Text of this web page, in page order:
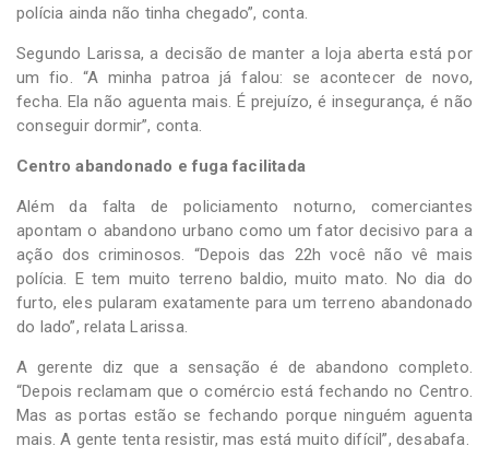
polícia ainda não tinha chegado”, conta.
Segundo Larissa, a decisão de manter a loja aberta está por
um fio. “A minha patroa já falou: se acontecer de novo,
fecha. Ela não aguenta mais. É prejuízo, é insegurança, é não
conseguir dormir”, conta.
Centro abandonado e fuga facilitada
Além da falta de policiamento noturno, comerciantes
apontam o abandono urbano como um fator decisivo para a
ação dos criminosos. “Depois das 22h você não vê mais
polícia. E tem muito terreno baldio, muito mato. No dia do
furto, eles pularam exatamente para um terreno abandonado
do lado”, relata Larissa.
A gerente diz que a sensação é de abandono completo.
“Depois reclamam que o comércio está fechando no Centro.
Mas as portas estão se fechando porque ninguém aguenta
mais. A gente tenta resistir, mas está muito difícil”, desabafa.